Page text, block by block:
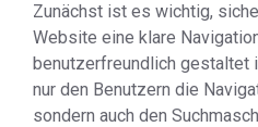
Zunächst ist es wichtig,
Website eine klare
benutzerfreundlich gestaltet
nur den Benutzern die
sondern auch den